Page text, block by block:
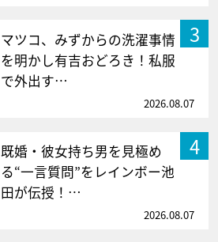
3
マツコ、みずからの洗濯事情
を明かし有吉おどろき！私服
で外出す…
2026.08.07
4
既婚・彼女持ち男を見極め
る“一言質問”をレインボー池
田が伝授！…
2026.08.07